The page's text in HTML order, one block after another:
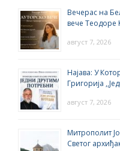
Вечерас на
вече Теодоре
август 7, 2026
Најава: У
Григорија
август 7, 2026
Митрополит
Светог